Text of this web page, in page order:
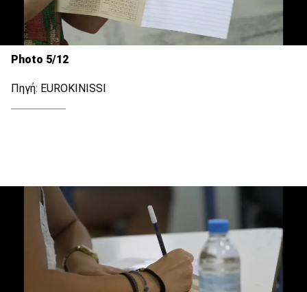
Photo 5/12
Πηγή: EUROKINISSI